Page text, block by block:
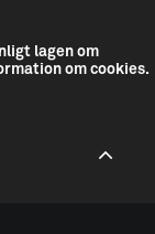
lagen om
om cookies.